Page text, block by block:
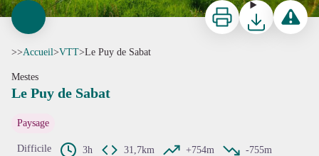
ImprimerTéléchargerSignaler
>>Accueil>VTT>Le Puy de Sabat
Mestes
Le Puy de Sabat
Paysage
Difficile 3h 31,7km +754m
-755m